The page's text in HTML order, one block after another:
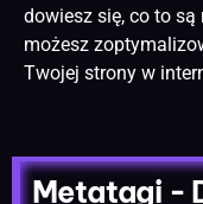
dowiesz się, co to
możesz
Twojej strony w
Metatagi -